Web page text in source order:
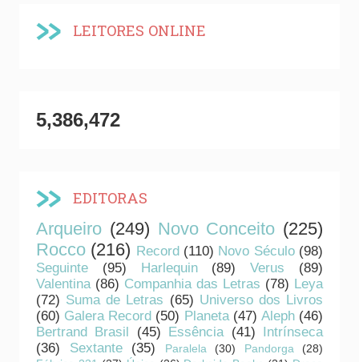
LEITORES ONLINE
5,386,472
EDITORAS
Arqueiro (249) Novo Conceito (225)
Rocco (216) Record (110) Novo Século (98)
Seguinte
(95) Harlequin (89) Verus
(89)
Valentina (86) Companhia das Letras (78) Leya
(72) Suma de Letras (65) Universo dos Livros
(60) Galera Record (50) Planeta (47) Aleph (46)
Bertrand Brasil
(45) Essência (41)
Intrínseca
(36)
Sextante (35) Paralela (30) Pandorga
(28)